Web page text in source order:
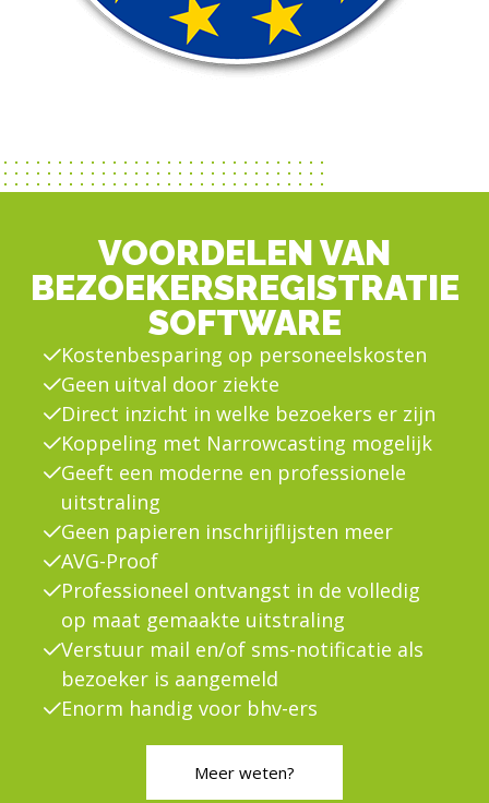
VOORDELEN VAN
BEZOEKERSREGISTRATIE
SOFTWARE
Kostenbesparing op personeelskosten
Geen uitval door ziekte
Direct inzicht in welke bezoekers er zijn
Koppeling met Narrowcasting mogelijk
Geeft een moderne en professionele
uitstraling
Geen papieren inschrijflijsten meer
AVG-Proof
Professioneel ontvangst in de volledig
op maat gemaakte uitstraling
Verstuur mail en/of sms-notificatie als
bezoeker is aangemeld
Enorm handig voor bhv-ers
Meer weten?